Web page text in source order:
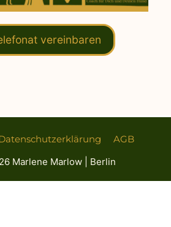
vereinbaren
AGB
Marlene Marlow | Berlin